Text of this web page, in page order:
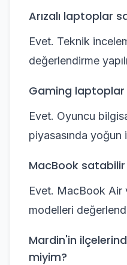
Arızalı laptoplar
Evet. Teknik
değerlendirme
Gaming laptoplar
Evet. Oyuncu
piyasasında yoğun
MacBook
Evet. MacBook Air
modelleri
Mardin'in
miyim?